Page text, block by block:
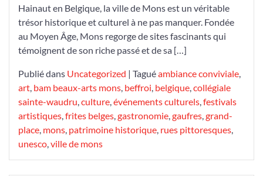
Hainaut en Belgique, la ville de Mons est un véritable
trésor historique et culturel à ne pas manquer. Fondée
au Moyen Âge, Mons regorge de sites fascinants qui
témoignent de son riche passé et de sa […]
Publié dans Uncategorized | Taguéambiance conviviale,
art, bam beaux-arts mons, beffroi, belgique,collégiale
sainte-waudru,culture,événements culturels,festivals
artistiques,frites belges,gastronomie,gaufres,grand-
place, mons, patrimoine historique, rues pittoresques,
unesco,ville de mons